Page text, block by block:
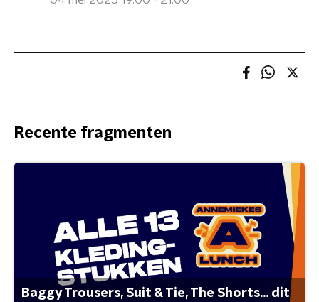
Recente fragmenten
Baggy Trousers, Suit & Tie, The Shorts... dit